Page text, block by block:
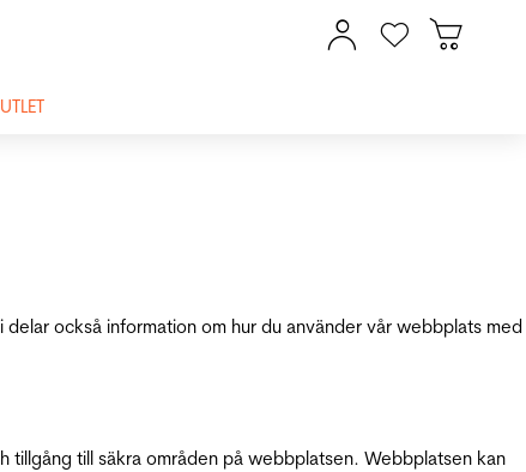
också information om hur du använder vår webbplats med
till säkra områden på webbplatsen. Webbplatsen kan